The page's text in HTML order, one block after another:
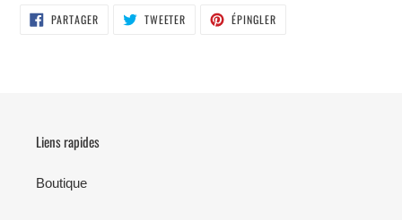
PARTAGERPARTAGER
SUR
TWEETER TWEETER ÉPINGLER
Liens rapides
Boutique